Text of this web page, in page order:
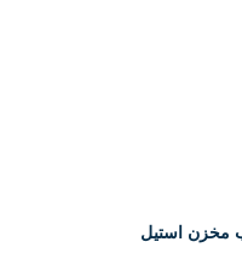
مخزن استیل